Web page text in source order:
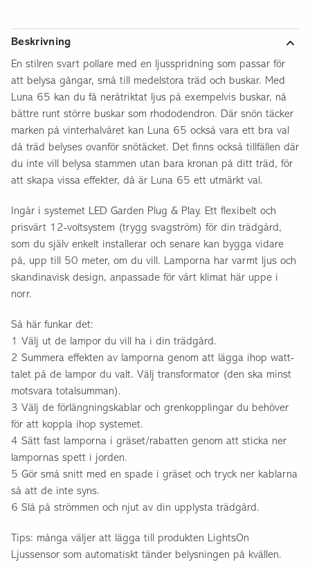
Beskrivning
En stilren svart pollare med en ljusspridning som passar för
att belysa gångar, små till medelstora träd och buskar. Med
Luna 65 kan du få neråtriktat ljus på exempelvis buskar, nå
bättre runt större buskar som rhododendron. Där snön täcker
marken på vinterhalvåret kan Luna 65 också vara ett bra val
då träd belyses ovanför snötäcket. Det finns också tillfällen där
du inte vill belysa stammen utan bara kronan på ditt träd, för
att skapa vissa effekter, då är Luna 65 ett utmärkt val.
Ingår i systemet LED Garden Plug & Play. Ett flexibelt och
prisvärt 12-voltsystem (trygg svagström) för din trädgård,
som du själv enkelt installerar och senare kan bygga vidare
på, upp till 50 meter, om du vill. Lamporna har varmt ljus och
skandinavisk design, anpassade för vårt klimat här uppe i
norr.
Så här funkar det:
1 Välj ut de lampor du vill ha i din trädgård.
2 Summera effekten av lamporna genom att lägga ihop watt-
talet på de lampor du valt. Välj transformator (den ska minst
motsvara totalsumman).
3 Välj de förlängningskablar och grenkopplingar du behöver
för att koppla ihop systemet.
4 Sätt fast lamporna i gräset/rabatten genom att sticka ner
lampornas spett i jorden.
5 Gör små snitt med en spade i gräset och tryck ner kablarna
så att de inte syns.
6 Slå på strömmen och njut av din upplysta trädgård.
Tips: många väljer att lägga till produkten LightsOn
Ljussensor som automatiskt tänder belysningen på kvällen.